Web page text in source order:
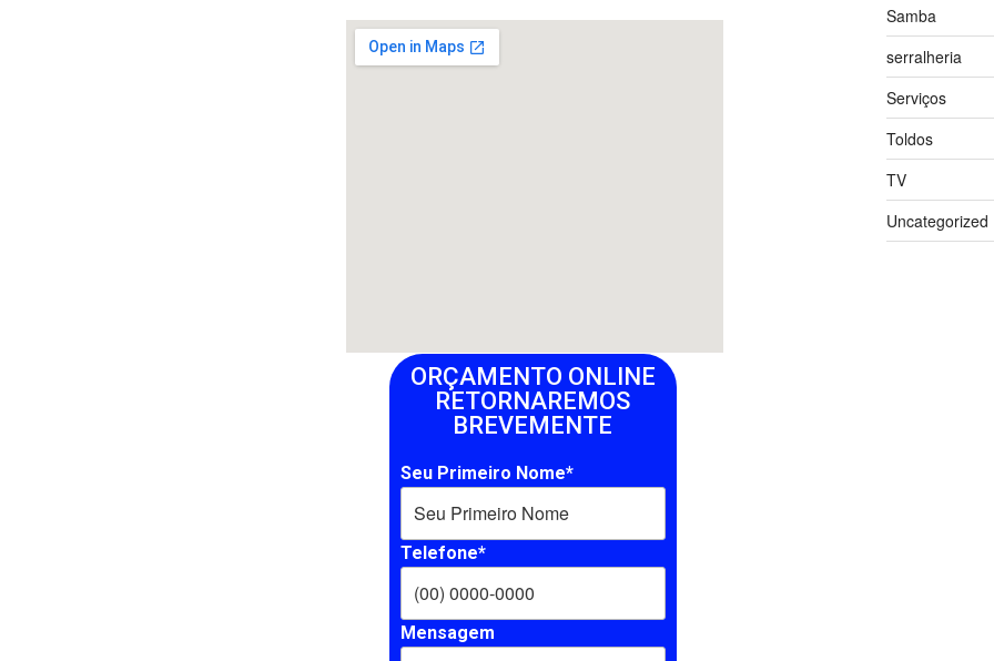
ORÇAMENTO ONLINE
RETORNAREMOS
BREVEMENTE
Seu Primeiro Nome*
Telefone*
Mensagem
Samba
serralheria
Serviços
Toldos
TV
Uncategorized